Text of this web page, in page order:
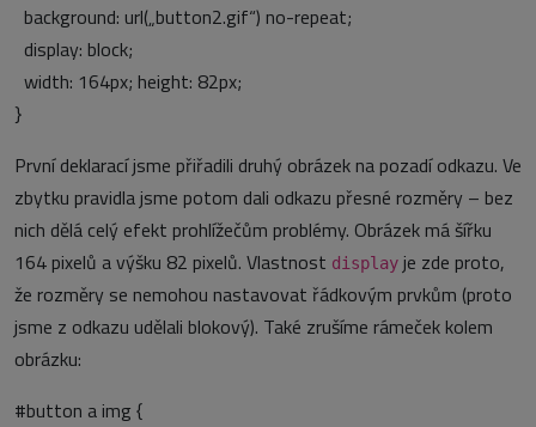
background: url(„button2.gif“) no-repeat;
display: block;
width: 164px; height: 82px;
}
První deklarací jsme přiřadili druhý obrázek na pozadí odkazu. Ve
zbytku pravidla jsme potom dali odkazu přesné rozměry – bez
nich dělá celý efekt prohlížečům problémy. Obrázek má šířku
164 pixelů a výšku 82 pixelů. Vlastnost display je zde proto,
že rozměry se nemohou nastavovat řádkovým prvkům (proto
jsme z odkazu udělali blokový). Také zrušíme rámeček kolem
obrázku:
#button a img {